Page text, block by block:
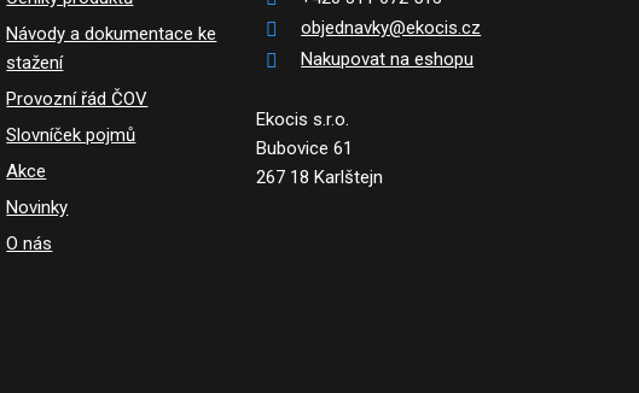
Návody a dokumentace ke
stažení
Provozní řád ČOV
Slovníček pojmů
Akce
Novinky
O nás
objednavky@ekocis.cz
Nakupovat na eshopu
Ekocis s.r.o.
Bubovice 61
267 18 Karlštejn